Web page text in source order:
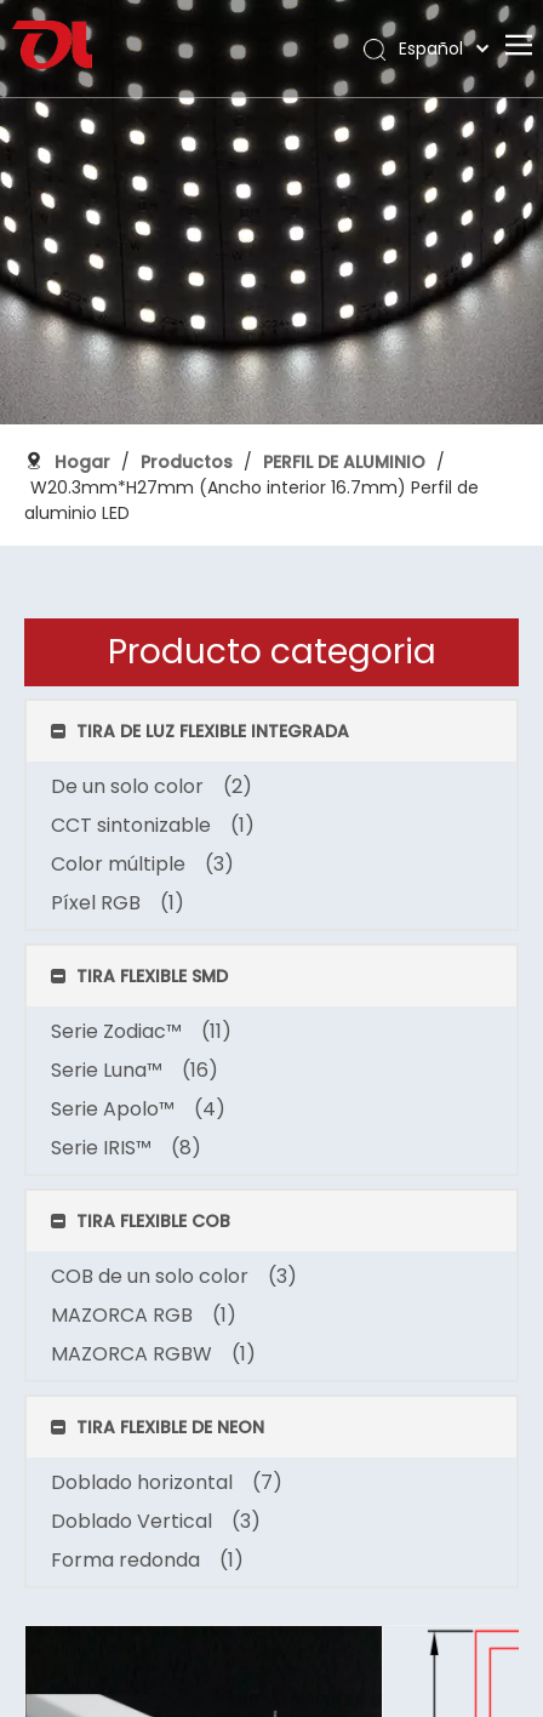
Hogar
Sobre nosotros
Productos
Solicitud
Apoyo
Descargar
Blog
Contacto
Español
العربية
Français
Pусский
Português
Deutsch
Italiano
日本語
한국어
Nederlands
Hogar / Productos / PERFIL DE ALUMINIO /
W20.3mm*H27mm (Ancho interior 16.7mm) Perfil de
aluminio LED
Producto categoria
TIRA DE LUZ FLEXIBLE INTEGRADA
De un solo color
(2)
CCT sintonizable
(1)
Color múltiple
(3)
Píxel RGB
(1)
TIRA FLEXIBLE SMD
Serie Zodiac™
(11)
Serie Luna™
(16)
Serie Apolo™
(4)
Serie IRIS™
(8)
TIRA FLEXIBLE COB
COB de un solo color
(3)
MAZORCA RGB
(1)
MAZORCA RGBW
(1)
TIRA FLEXIBLE DE NEON
Doblado horizontal
(7)
Doblado Vertical
(3)
Forma redonda
(1)